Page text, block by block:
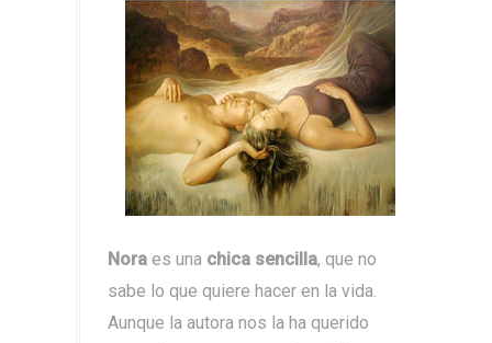
Nora es una chica sencilla, que no
sabe lo que quiere hacer en la vida.
Aunque la autora nos la ha querido